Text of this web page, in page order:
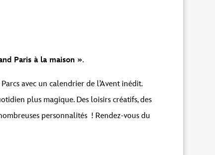
Paris à la maison ».
avec un calendrier de l’Avent inédit.
plus magique. Des loisirs créatifs, des
personnalités ! Rendez-vous du